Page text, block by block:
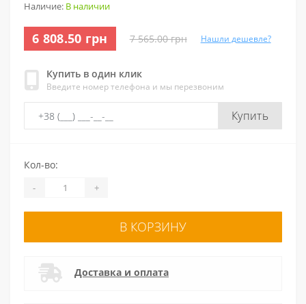
Наличие: В наличии
6 808.50 грн 7 565.00 грн Нашли дешевле?
Купить в один клик
Введите номер телефона и мы перезвоним
Купить
Кол-во:
- +
В КОРЗИНУ
Доставка и оплата